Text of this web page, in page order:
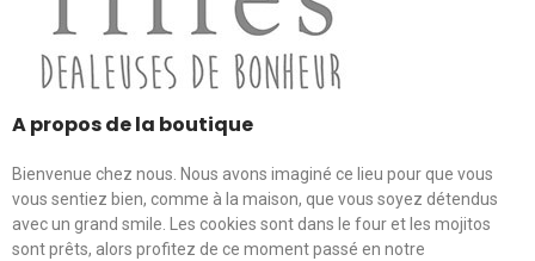
A propos de la boutique
Bienvenue chez nous. Nous avons imaginé ce lieu pour que vous
vous sentiez bien, comme à la maison, que vous soyez détendus
avec un grand smile. Les cookies sont dans le four et les mojitos
sont prêts, alors profitez de ce moment passé en notre